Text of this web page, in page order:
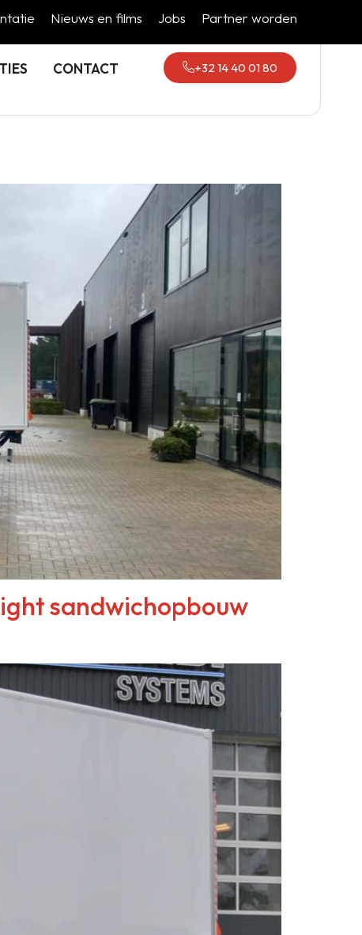
Nieuws en films Jobs Partner worden
CONTACT +32 14 40 01 80
sandwichopbouw